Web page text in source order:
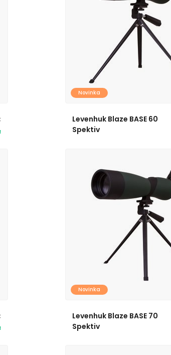
Novinka
Levenhuk Blaze BASE 60
Spektiv
Novinka
Levenhuk Blaze BASE 70
Spektiv